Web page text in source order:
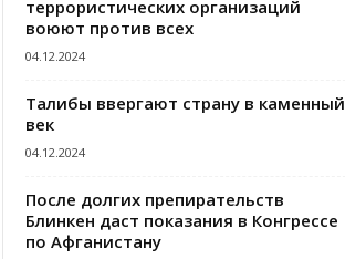
террористических организаций
воюют против всех
04.12.2024
Талибы ввергают страну в каменный
век
04.12.2024
После долгих препирательств
Блинкен даст показания в Конгрессе
по Афганистану